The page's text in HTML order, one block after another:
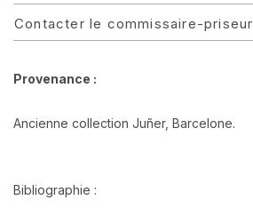
Contacter le commissaire-priseur
Provenance :
Ancienne collection Juñer, Barcelone.
Bibliographie :